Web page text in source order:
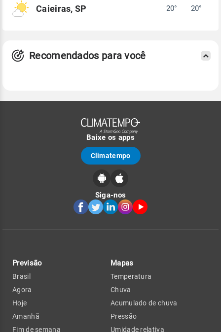
Caieiras, SP 20° 20°
Recomendados para você
Baixe os apps
Climatempo
Siga-nos
Previsão
Brasil
Agora
Hoje
Amanhã
Fim de semana
Mapas
Temperatura
Chuva
Acumulado de chuva
Pressão
Umidade relativa